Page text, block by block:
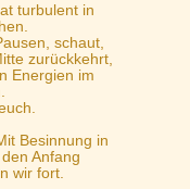
turbulent in
schaut,
zurückkehrt,
Energien im
Besinnung in
Anfang
wir fort.